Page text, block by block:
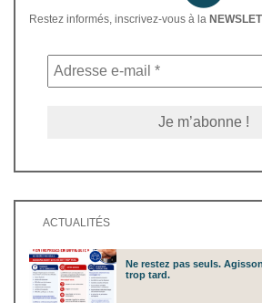
Restez informés, inscrivez-vous à la
ACTUALITÉS
Ne restez pas seuls.
trop tard.